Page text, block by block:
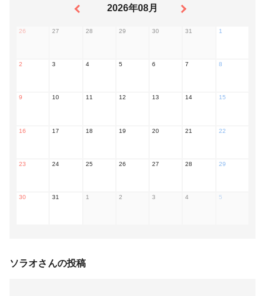
2026年08月
26 27 28 29 30 31 1
2 3 4 5 6 7 8
9 10 11 12 13 14 15
16 17 18 19 20 21 22
23 24 25 26 27 28 29
30 31 1 2 3 4 5
ソラオさんの投稿